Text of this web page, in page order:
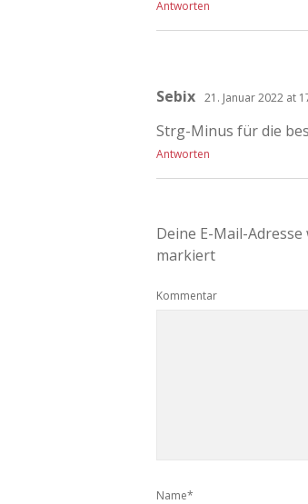
Antworten
Sebix 21. Januar 2022 at
Strg-Minus für die
Antworten
Deine E-Mail-
markiert
Kommentar
Name*